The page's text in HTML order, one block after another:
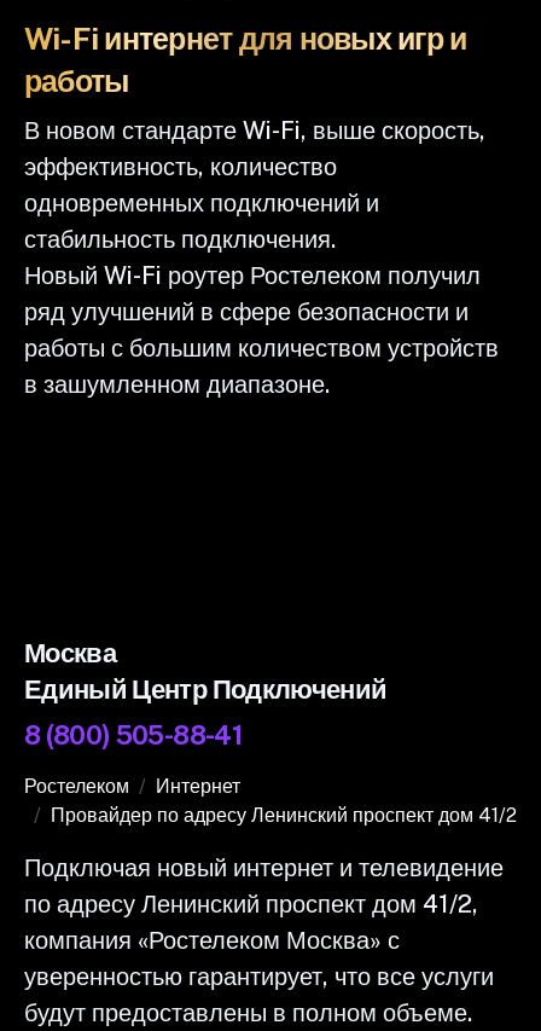
Wi-Fi интернет для новых игр и
работы
В новом стандарте Wi-Fi, выше скорость,
эффективность, количество
одновременных подключений и
стабильность подключения.
Новый Wi-Fi роутер Ростелеком получил
ряд улучшений в сфере безопасности и
работы с большим количеством устройств
в зашумленном диапазоне.
Москва
Единый Центр Подключений
8 (800) 505-88-41
Ростелеком
Интернет
Провайдер по адресу Ленинский проспект дом 41/2
Подключая новый интернет и телевидение
по адресу Ленинский проспект дом 41/2,
компания «Ростелеком Москва» с
уверенностью гарантирует, что все услуги
будут предоставлены в полном объеме.